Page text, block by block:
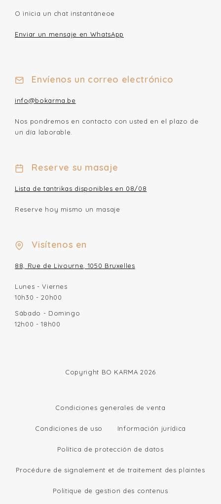
O inicia un chat instantáneoe
Enviar un mensaje en WhatsApp
Envíenos un correo electrónico
info@bokarma.be
Nos pondremos en contacto con usted en el plazo de
un día laborable.
Reserve su masaje
Lista de tantrikas disponibles en 08/08
Reserve hoy mismo un masaje
Visítenos en
88, Rue de Livourne, 1050 Bruxelles
Lunes - Viernes
10h30 - 20h00
Sábado - Domingo
12h00 - 18h00
Copyright BO KARMA 2026
Condiciones generales de venta
Condiciones de uso Información jurídica
Política de protección de datos
Procédure de signalement et de traitement des plaintes
Politique de gestion des contenus